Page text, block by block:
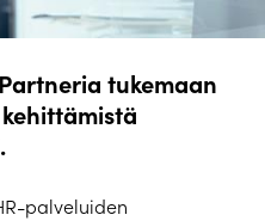
tukemaan
palveluiden